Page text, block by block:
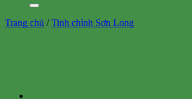
Trang chủ / Tinh chỉnh Sơn Long